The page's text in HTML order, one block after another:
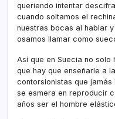
queriendo intentar
cuando soltamos el
nuestras bocas al hablar
osamos llamar como
Así­ que en Suecia no solo
que hay que enseñarle a
contorsionistas que
se esmera en reproducir
años ser el hombre